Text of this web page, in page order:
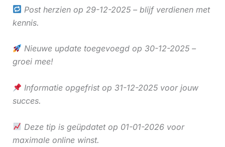
Post herzien op 29-12-2025 – blijf verdienen met
kennis.
Nieuwe update toegevoegd op 30-12-2025 –
groei mee!
Informatie opgefrist op 31-12-2025 voor jouw
succes.
Deze tip is geüpdatet op 01-01-2026 voor
maximale online winst.